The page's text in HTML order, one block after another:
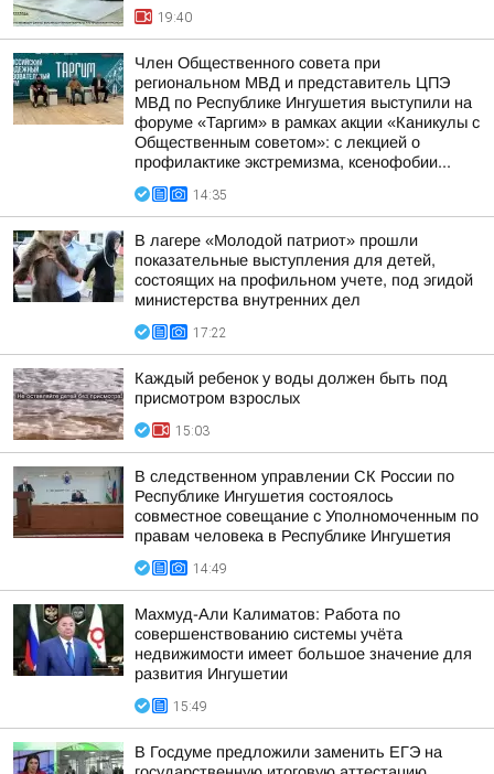
19:40
Член Общественного совета при
региональном МВД и представитель ЦПЭ
МВД по Республике Ингушетия выступили на
форуме «Таргим» в рамках акции «Каникулы с
Общественным советом»: с лекцией о
профилактике экстремизма, ксенофобии...
14:35
В лагере «Молодой патриот» прошли
показательные выступления для детей,
состоящих на профильном учете, под эгидой
министерства внутренних дел
17:22
Каждый ребенок у воды должен быть под
присмотром взрослых
15:03
В следственном управлении СК России по
Республике Ингушетия состоялось
совместное совещание с Уполномоченным по
правам человека в Республике Ингушетия
14:49
Махмуд-Али Калиматов: Работа по
совершенствованию системы учёта
недвижимости имеет большое значение для
развития Ингушетии
15:49
В Госдуме предложили заменить ЕГЭ на